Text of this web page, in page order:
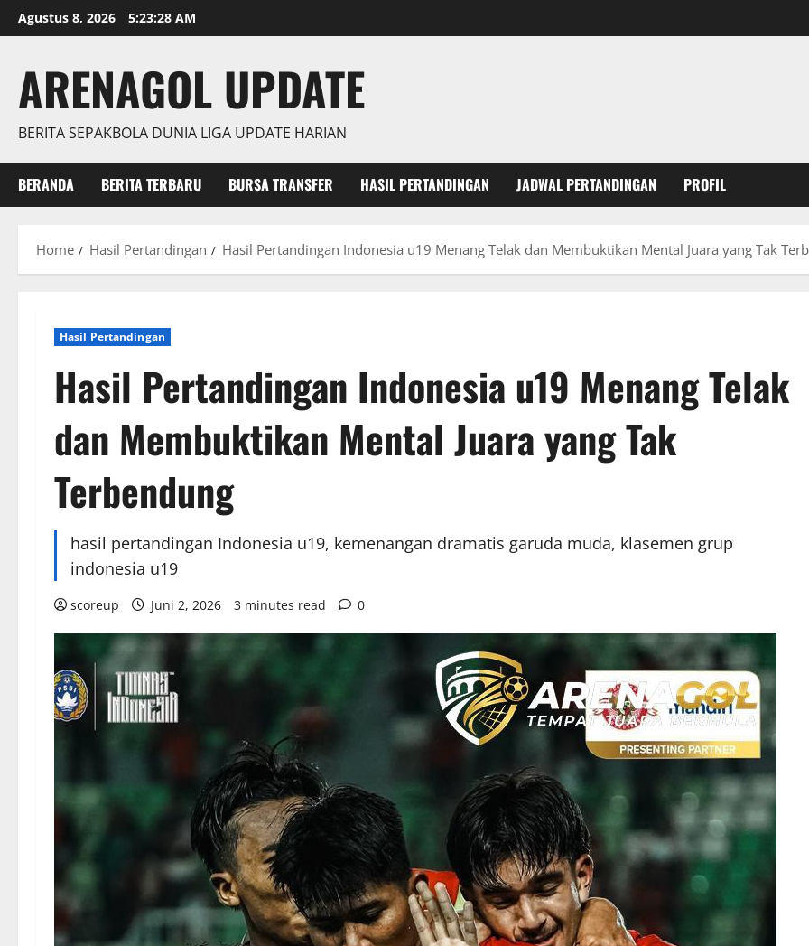
Skip
to
Agustus 8, 2026 5:23:29 AM
ARENAGOL UPDATE
BERITA SEPAKBOLA DUNIA LIGA UPDATE HARIAN
BERANDA BERITA TERBARU BURSA TRANSFER HASIL PERTANDINGAN JADWAL PERTANDINGAN PROFIL
Home Hasil Pertandingan Hasil Pertandingan Indonesia u19 Menang Telak dan Membuktikan Mental Juara yang Tak
Hasil Pertandingan
Hasil Pertandingan Indonesia u19 Menang Telak
dan Membuktikan Mental Juara yang Tak
Terbendung
hasil pertandingan Indonesia u19, kemenangan dramatis garuda muda, klasemen grup
indonesia u19
scoreup Juni 2, 2026 3 minutes read 0